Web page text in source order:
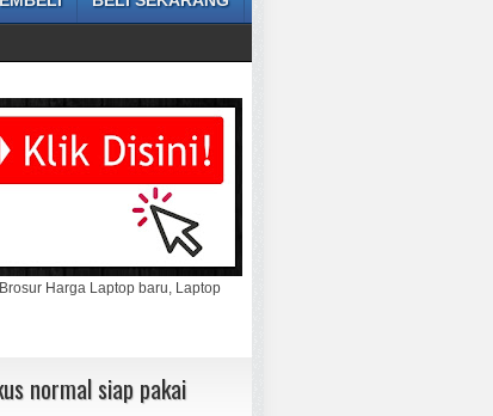
Harga Laptop baru, Laptop
normal siap pakai